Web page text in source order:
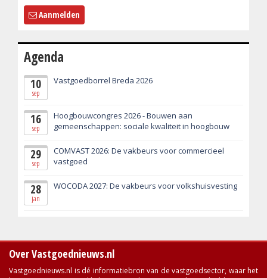
Aanmelden
Agenda
10
sep
Vastgoedborrel Breda 2026
16
sep
Hoogbouwcongres 2026 - Bouwen aan
gemeenschappen: sociale kwaliteit in hoogbouw
29
sep
COMVAST 2026: De vakbeurs voor commercieel
vastgoed
28
jan
WOCODA 2027: De vakbeurs voor volkshuisvesting
Over Vastgoednieuws.nl
Vastgoednieuws.nl is dé informatiebron van de vastgoedsector, waar het